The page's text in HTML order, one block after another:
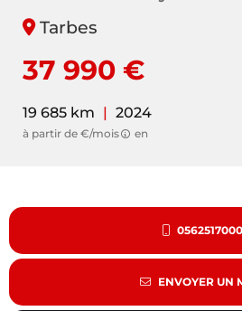
Tarbes
37 990 €
19 685 km | 2024
à partir de €/mois en
0562517000
ENVOYER UN